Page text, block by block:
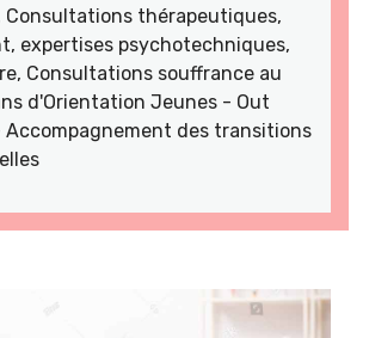
Consultations thérapeutiques,
expertises psychotechniques,
Consultations souffrance au
d'Orientation Jeunes - Out
Accompagnement des transitions